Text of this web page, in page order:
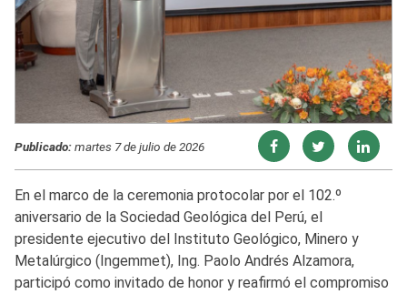
Publicado:martes 7 de julio de 2026
En el marco de la ceremonia protocolar por el 102.º
aniversario de la Sociedad Geológica del Perú, el
presidente ejecutivo del Instituto Geológico, Minero y
Metalúrgico (Ingemmet), Ing. Paolo Andrés Alzamora,
participó como invitado de honor y reafirmó el compromiso